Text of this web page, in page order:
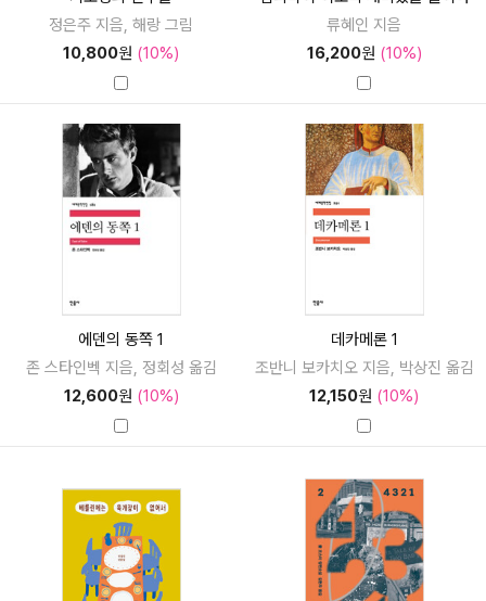
정은주 지음, 해랑 그림
10,800원 (10%)
류혜인 지음
16,200원 (10%)
에덴의 동쪽 1
존 스타인벡 지음, 정회성 옮김
12,600원 (10%)
데카메론 1
조반니 보카치오 지음, 박상진 옮김
12,150원 (10%)